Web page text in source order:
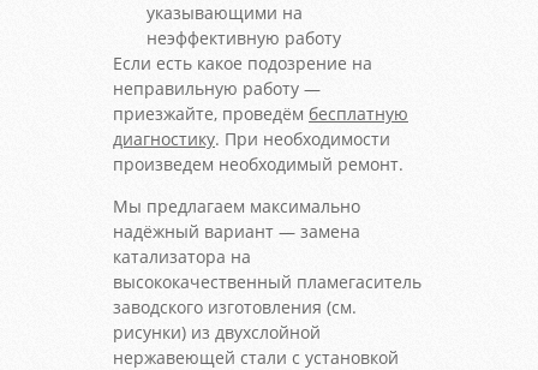
указывающими на
неэффективную работу
Если есть какое подозрение на
неправильную работу —
приезжайте, проведём бесплатную
диагностику. При необходимости
произведем необходимый ремонт.
Мы предлагаем максимально
надёжный вариант — замена
катализатора на
высококачественный пламегаситель
заводского изготовления (см.
рисунки) из двухслойной
нержавеющей стали с установкой